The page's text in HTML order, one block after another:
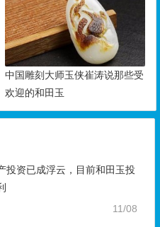
中国雕刻大师玉侠崔涛说那些受
欢迎的和田玉
投资已成浮云，目前和田玉投
11/08